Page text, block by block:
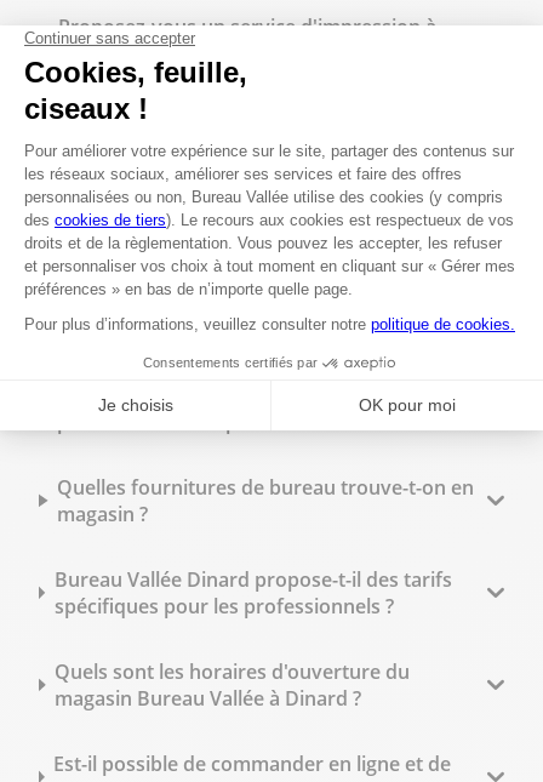
Proposez-vous un service d'impression à
Dinard ?
Est-il possible de faire des photocopies en
magasin ?
Peut-on faire imprimer des flyers à Bureau
Vallée Dinard ?
Quels types de reliure sont disponibles en
magasin ?
Peut-on commander des tampons
Quelles fournitures de bureau trouve-t-on en
magasin ?
Bureau Vallée Dinard propose-t-il des tarifs
spécifiques pour les professionnels ?
Quels sont les horaires d'ouverture du
magasin Bureau Vallée à Dinard ?
Est-il possible de commander en ligne et de